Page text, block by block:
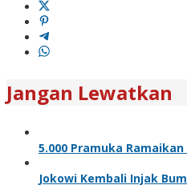
Jangan Lewatkan
5.000 Pramuka
Jokowi Kembali Injak